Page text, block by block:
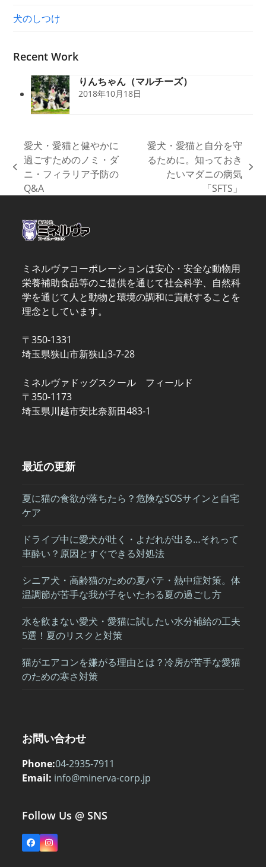
犬のしつけ
Recent Work
りんちゃん（マルチーズ）
2018年10月18日
previous
post:
愛犬・愛猫と健やかに
過ごすためのノミ・ダ
ニ・フィラリア予防の
Q&A
愛犬・愛猫と自分を守
るために。知っておき
たいマダニの病気
「SFTS」
ミネルヴァコーポレーションは安心・安全な動物用
栄養補助食品等のご提供を通じて社会科学、自然科
学を通じて人と動物と環境の調和に貢献することを
理念としています。
〒350-1331
埼玉県狭山市新狭山3-7-28
ミネルヴァドッグスクール フィールド
〒350-1173
埼玉県川越市安比奈新田483-1
最近の更新
夏に猫の食欲が落ちたら？危険なSOSサインと自宅
ケア
ドライブ中に愛犬が吐く・よだれが出る…それって
車酔い？原因とすぐできる対処法
シニア犬・高齢猫のための夏バテ・熱中症対策。体
温調節が苦手な我が子をいたわる夏の過ごし方
水を飲まない愛犬・愛猫に試したい水分補給の工夫
5選！夏のリスクと対策
猫がエアコンを嫌がる理由とは？冷房が苦手な愛猫
のための寒さ対策
お問い合わせ
Phone:04-2935-7911
Email: info@minerva-corp.jp
Follow Us @ SNS
FacebookInstagram